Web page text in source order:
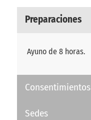
Preparaciones
Ayuno de 8 horas.
Consentimientos
Sedes